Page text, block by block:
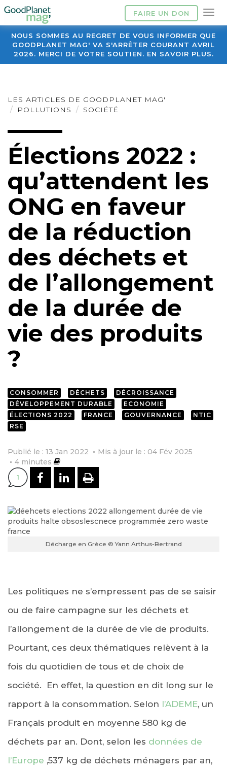
FAIRE UN DON
NOUS SOMMES AU REGRET DE VOUS INFORMER QUE
GOODPLANET MAG' VA S'ARRÊTER COURANT AVRIL
2026. MERCI DE VOTRE SOUTIEN. EN SAVOIR PLUS.
LES ARTICLES DE GOODPLANET MAG'
POLLUTIONS
SOCIÉTÉ
Élections 2022 :
qu’attendent les
ONG en faveur
de la réduction
des déchets et
de l’allongement
de la durée de
vie des produits
?
CONSOMMER DÉCHETS
DÉCROISSANCE
DÉVELOPPEMENT DURABLE
ECONOMIE
ÉLECTIONS 2022
FRANCE GOUVERNANCE
NTIC
RSE
Publié le : 13 Jan 2022
Mis à jour le : 04 Fév 2025
4 minutes
1 PARTAGER SUR FACEBOOK
PARTAGER SUR
IMPRIMER
Décharge en Grèce © Yann Arthus-Bertrand
Les politiques ne s’empressent pas de se saisir
ou de faire campagne sur les déchets et
l’allongement de la durée de vie de produits.
Pourtant, ces deux thématiques relèvent à la
fois du quotidien de tous et de choix de
société. En effet, la question en dit long sur le
rapport à la consommation. Selon l’ADEME, un
Français produit en moyenne 580 kg de
déchets par an. Dont, selon les données de
l’Europe ,537 kg de déchets ménagers par an,